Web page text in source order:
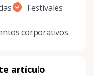
Festivales
corporativos
artículo